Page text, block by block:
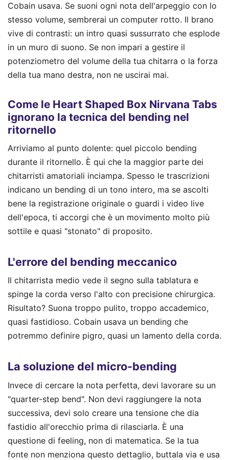
Cobain usava. Se suoni ogni nota dell'arpeggio con lo
stesso volume, sembrerai un computer rotto. Il brano
vive di contrasti: un intro quasi sussurrato che esplode
in un muro di suono. Se non impari a gestire il
potenziometro del volume della tua chitarra o la forza
della tua mano destra, non ne uscirai mai.
Come le Heart Shaped Box Nirvana Tabs
ignorano la tecnica del bending nel
ritornello
Arriviamo al punto dolente: quel piccolo bending
durante il ritornello. È qui che la maggior parte dei
chitarristi amatoriali inciampa. Spesso le trascrizioni
indicano un bending di un tono intero, ma se ascolti
bene la registrazione originale o guardi i video live
dell'epoca, ti accorgi che è un movimento molto più
sottile e quasi "stonato" di proposito.
L'errore del bending meccanico
Il chitarrista medio vede il segno sulla tablatura e
spinge la corda verso l'alto con precisione chirurgica.
Risultato? Suona troppo pulito, troppo accademico,
quasi fastidioso. Cobain usava un bending che
potremmo definire pigro, quasi un lamento della corda.
La soluzione del micro-bending
Invece di cercare la nota perfetta, devi lavorare su un
"quarter-step bend". Non devi raggiungere la nota
successiva, devi solo creare una tensione che dia
fastidio all'orecchio prima di rilasciarla. È una
questione di feeling, non di matematica. Se la tua
fonte non menziona questo dettaglio, buttala via e usa